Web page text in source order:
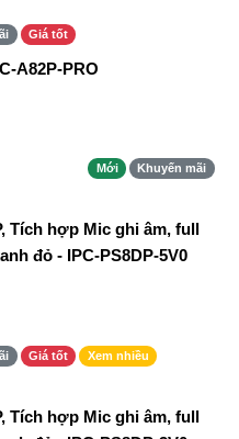
Giá tốt
A82P-PRO
Mới Khuyến mãi
Tích hợp Mic ghi âm, full
đỏ - IPC-PS8DP-5V0
Giá tốt
Xem nhiều
Tích hợp Mic ghi âm, full